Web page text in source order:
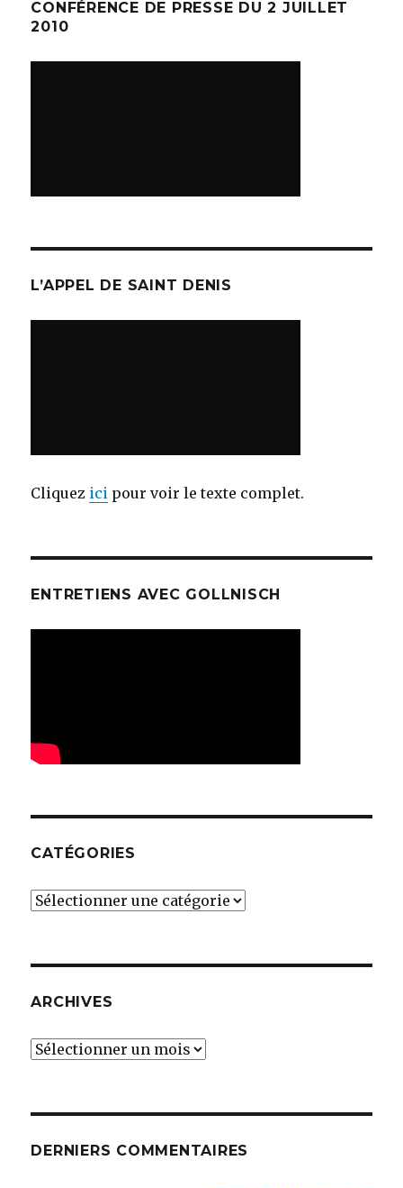
CONFÉRENCE DE PRESSE DU 2 JUILLET
2010
L’APPEL DE SAINT DENIS
Cliquez ici pour voir le texte complet.
ENTRETIENS AVEC GOLLNISCH
CATÉGORIES
Catégories
ARCHIVES
Archives
DERNIERS COMMENTAIRES